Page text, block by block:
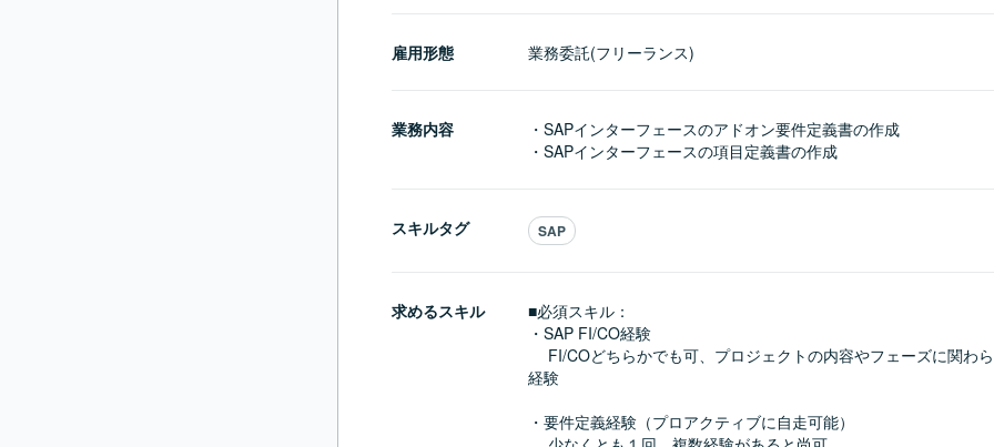
雇用形態 業務委託(フリーランス)
業務内容
・SAPインターフェースのアドオン要件定義書の作成
・SAPインターフェースの項目定義書の作成
スキルタグ SAP
求めるスキル
■必須スキル：
・SAP FI/CO経験
FI/COどちらかでも可、プロジェクトの内容やフェーズに関わ
経験
・要件定義経験（プロアクティブに自走可能）